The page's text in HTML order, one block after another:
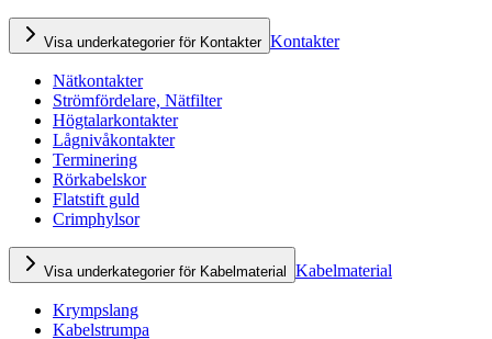
Visa underkategorier för Kontakter Kontakter
Nätkontakter
Strömfördelare, Nätfilter
Högtalarkontakter
Lågnivåkontakter
Terminering
Rörkabelskor
Flatstift guld
Crimphylsor
Visa underkategorier för Kabelmaterial Kabelmaterial
Krympslang
Kabelstrumpa